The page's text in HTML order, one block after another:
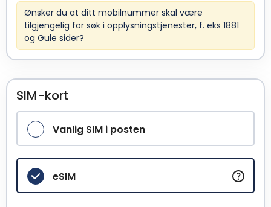
Ønsker du at ditt mobilnummer skal være
tilgjengelig for søk i opplysningstjenester, f. eks 1881
og Gule sider?
SIM-kort
Vanlig SIM i posten
eSIM